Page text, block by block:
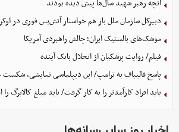
آنچه رهبر شهید سال‌ها پیش دیده بودند
دبیرکل سازمان ملل باز هم خواستار آتش‌بس فوری در
موشک‌های بالستیک ایران؛ چالش راهبردی آمریکا
فیلم/ روایت پزشکیان از انحلال بانک آینده
پاسخ قالیباف به ترامپ/ این دیپلماسی نمایشی،
باید افراد کارآمدتر را به کار گرفت/ باید مبلغ کالابرگ